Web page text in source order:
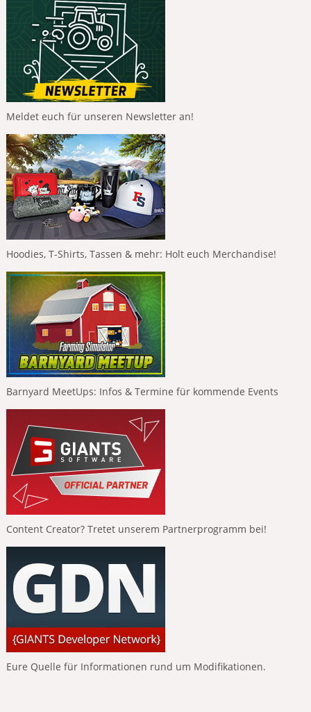
Meldet euch für unseren Newsletter an!
Hoodies, T-Shirts, Tassen & mehr: Holt euch Merchandise!
Barnyard MeetUps: Infos & Termine für kommende Events
Content Creator? Tretet unserem Partnerprogramm bei!
Eure Quelle für Informationen rund um Modifikationen.